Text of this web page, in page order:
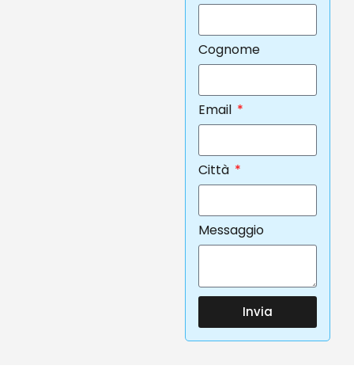
Cognome
Email
Città
Messaggio
Invia